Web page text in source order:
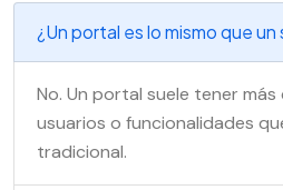
¿Un portal es lo mismo que
No. Un portal suele tener
usuarios o funcionalidades
tradicional.